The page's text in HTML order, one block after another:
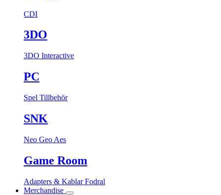
CDI
3DO
3DO Interactive
PC
Spel Tillbehör
SNK
Neo Geo Aes
Game Room
Adapters & KablarFodral
Merchandise